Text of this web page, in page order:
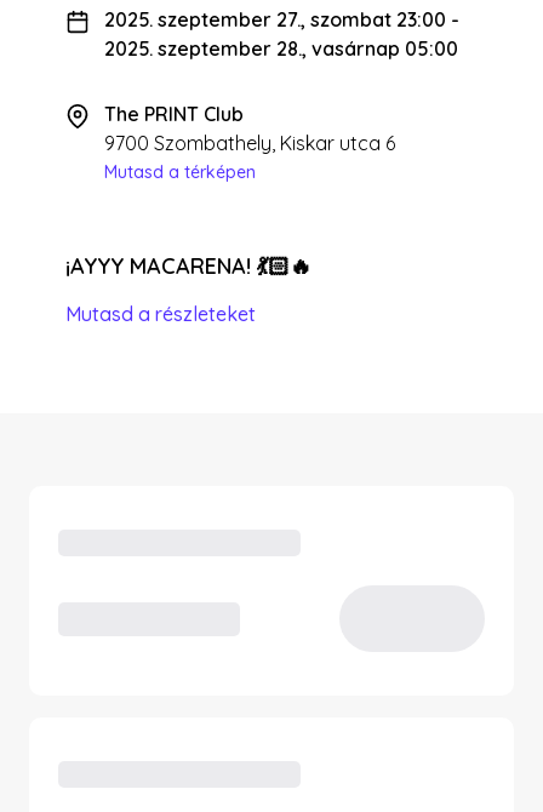
2025. szeptember 27., szombat 23:00 -
2025. szeptember 28., vasárnap 05:00
The PRINT Club
9700 Szombathely, Kiskar utca 6
Mutasd a térképen
¡AYYY MACARENA! 💃🏻🔥
Mutasd a részleteket